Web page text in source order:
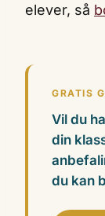
elever, så
GRATIS
Vil du
din
du kan